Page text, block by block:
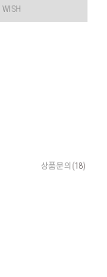
WISH
상품문의 (18)